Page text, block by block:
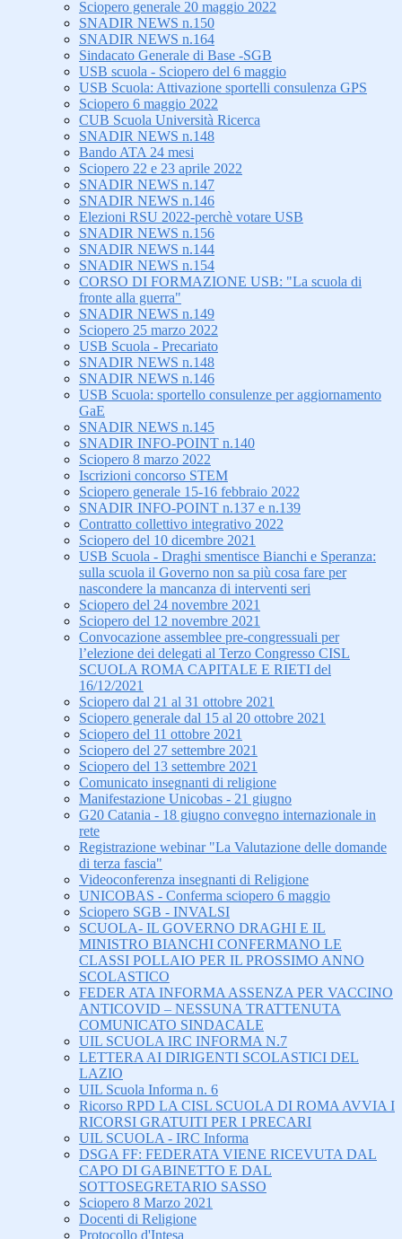
Sciopero generale 20 maggio 2022
SNADIR NEWS n.150
SNADIR NEWS n.164
Sindacato Generale di Base -SGB
USB scuola - Sciopero del 6 maggio
USB Scuola: Attivazione sportelli consulenza GPS
Sciopero 6 maggio 2022
CUB Scuola Università Ricerca
SNADIR NEWS n.148
Bando ATA 24 mesi
Sciopero 22 e 23 aprile 2022
SNADIR NEWS n.147
SNADIR NEWS n.146
Elezioni RSU 2022-perchè votare USB
SNADIR NEWS n.156
SNADIR NEWS n.144
SNADIR NEWS n.154
CORSO DI FORMAZIONE USB: "La scuola di
fronte alla guerra"
SNADIR NEWS n.149
Sciopero 25 marzo 2022
USB Scuola - Precariato
SNADIR NEWS n.148
SNADIR NEWS n.146
USB Scuola: sportello consulenze per aggiornamento
GaE
SNADIR NEWS n.145
SNADIR INFO-POINT n.140
Sciopero 8 marzo 2022
Iscrizioni concorso STEM
Sciopero generale 15-16 febbraio 2022
SNADIR INFO-POINT n.137 e n.139
Contratto collettivo integrativo 2022
Sciopero del 10 dicembre 2021
USB Scuola - Draghi smentisce Bianchi e Speranza:
sulla scuola il Governo non sa più cosa fare per
nascondere la mancanza di interventi seri
Sciopero del 24 novembre 2021
Sciopero del 12 novembre 2021
Convocazione assemblee pre-congressuali per
l’elezione dei delegati al Terzo Congresso CISL
SCUOLA ROMA CAPITALE E RIETI del
16/12/2021
Sciopero dal 21 al 31 ottobre 2021
Sciopero generale dal 15 al 20 ottobre 2021
Sciopero del 11 ottobre 2021
Sciopero del 27 settembre 2021
Sciopero del 13 settembre 2021
Comunicato insegnanti di religione
Manifestazione Unicobas - 21 giugno
G20 Catania - 18 giugno convegno internazionale in
rete
Registrazione webinar "La Valutazione delle domande
di terza fascia"
Videoconferenza insegnanti di Religione
UNICOBAS - Conferma sciopero 6 maggio
Sciopero SGB - INVALSI
SCUOLA- IL GOVERNO DRAGHI E IL
MINISTRO BIANCHI CONFERMANO LE
CLASSI POLLAIO PER IL PROSSIMO ANNO
SCOLASTICO
FEDER ATA INFORMA ASSENZA PER VACCINO
ANTICOVID – NESSUNA TRATTENUTA
COMUNICATO SINDACALE
UIL SCUOLA IRC INFORMA N.7
LETTERA AI DIRIGENTI SCOLASTICI DEL
LAZIO
UIL Scuola Informa n. 6
Ricorso RPD LA CISL SCUOLA DI ROMA AVVIA I
RICORSI GRATUITI PER I PRECARI
UIL SCUOLA - IRC Informa
DSGA FF: FEDERATA VIENE RICEVUTA DAL
CAPO DI GABINETTO E DAL
SOTTOSEGRETARIO SASSO
Sciopero 8 Marzo 2021
Docenti di Religione
Protocollo d'Intesa